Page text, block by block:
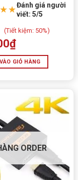
Đánh giá người
viết: 5/5
(Tiết kiệm: 50%)
₫
GIỎ HÀNG
ORDER